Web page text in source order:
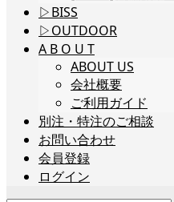
▷BISS
▷OUTDOOR
A B O U T
ABOUT US
会社概要
ご利用ガイド
別注・特注のご相談
お問い合わせ
会員登録
ログイン